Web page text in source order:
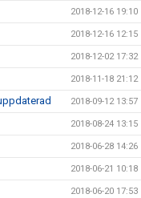
2018-12-16 19:10
2018-12-16 12:15
2018-12-02 17:32
2018-11-18 21:12
2018-09-12 13:57
2018-08-24 13:15
2018-06-28 14:26
2018-06-21 10:18
2018-06-20 17:53